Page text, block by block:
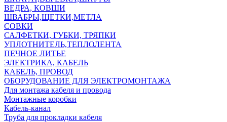
ВЕДРА, КОВШИ
ШВАБРЫ,ЩЕТКИ,МЕТЛА
СОВКИ
САЛФЕТКИ, ГУБКИ, ТРЯПКИ
УПЛОТНИТЕЛЬ,ТЕПЛОЛЕНТА
ПЕЧНОЕ ЛИТЬЕ
ЭЛЕКТРИКА, КАБЕЛЬ
КАБЕЛЬ, ПРОВОД
ОБОРУДОВАНИЕ ДЛЯ ЭЛЕКТРОМОНТАЖА
Для монтажа кабеля и провода
Монтажные коробки
Кабель-канал
Труба для прокладки кабеля